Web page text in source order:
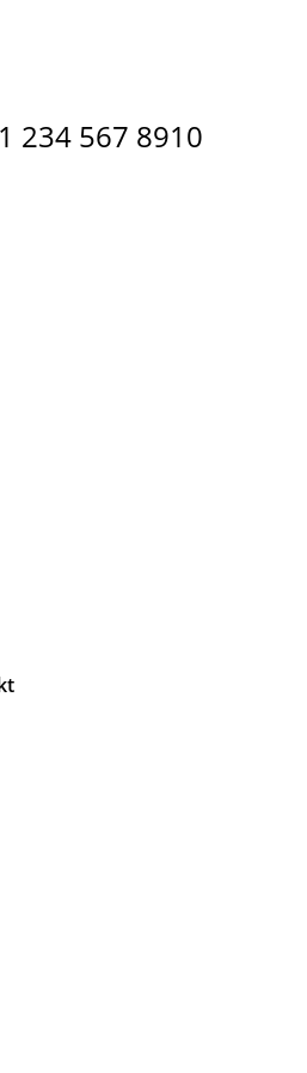
234 567 8910